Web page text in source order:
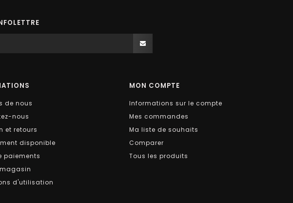
de nous
nous
et retours
disponible
paiements
d'utilisation
MON COMPTE
Informations sur le compte
Mes commandes
Ma liste de souhaits
Comparer
Tous les produits